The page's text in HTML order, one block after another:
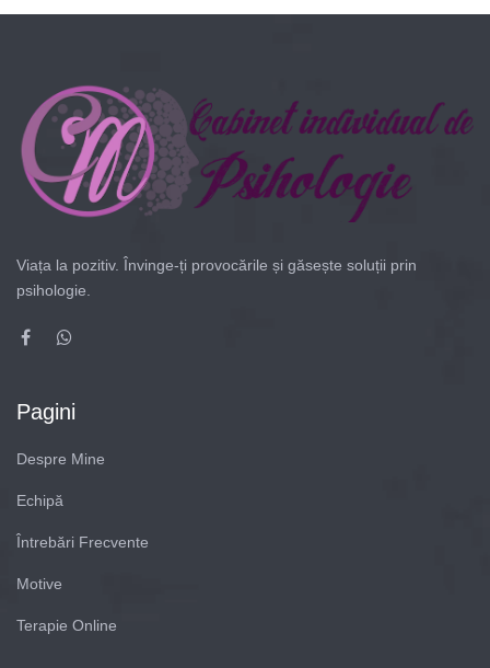
Viața la pozitiv. Învinge-ți provocările și găsește soluții prin
psihologie.
Pagini
Despre Mine
Echipă
Întrebări Frecvente
Motive
Terapie Online